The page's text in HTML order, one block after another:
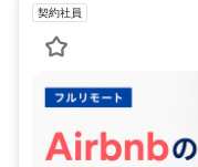
契約社員